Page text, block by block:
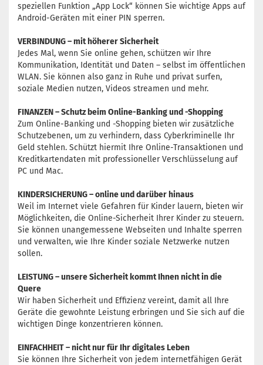
speziellen Funktion „App Lock“ können Sie wichtige Apps auf
Android-Geräten mit einer PIN sperren.
VERBINDUNG – mit höherer Sicherheit
Jedes Mal, wenn Sie online gehen, schützen wir Ihre
Kommunikation, Identität und Daten – selbst im ö­ffentlichen
WLAN. Sie können also ganz in Ruhe und privat surfen,
soziale Medien nutzen, Videos streamen und mehr.
FINANZEN – Schutz beim Online-Banking und -Shopping
Zum Online-Banking und -Shopping bieten wir zusätzliche
Schutzebenen, um zu verhindern, dass Cyberkriminelle Ihr
Geld stehlen. Schützt hiermit Ihre Online-Transaktionen und
Kreditkartendaten mit professioneller Verschlüsselung auf
PC und Mac.
KINDERSICHERUNG – online und darüber hinaus
Weil im Internet viele Gefahren für Kinder lauern, bieten wir
Möglichkeiten, die Online-Sicherheit Ihrer Kinder zu steuern.
Sie können unangemessene Webseiten und Inhalte sperren
und verwalten, wie Ihre Kinder soziale Netzwerke nutzen
sollen.
LEISTUNG – unsere Sicherheit kommt Ihnen nicht in die
Quere
Wir haben Sicherheit und Effizienz vereint, damit all Ihre
Geräte die gewohnte Leistung erbringen und Sie sich auf die
wichtigen Dinge konzentrieren können.
EINFACHHEIT – nicht nur für Ihr digitales Leben
Sie können Ihre Sicherheit von jedem internetfähigen Gerät